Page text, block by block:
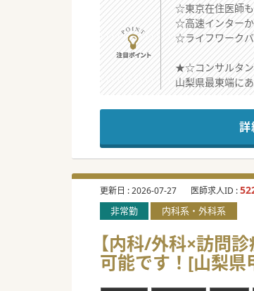
☆東京在住医師
☆高速インター
☆ライフワークバ
★☆コンサルタ
山梨県最東端に
高速インターか
緑に囲まれた自
詳
更新日 :2026-07-27 医師求人ID :
非常勤 内科系・外科系
【内科/外科×訪問
可能です！[山梨県